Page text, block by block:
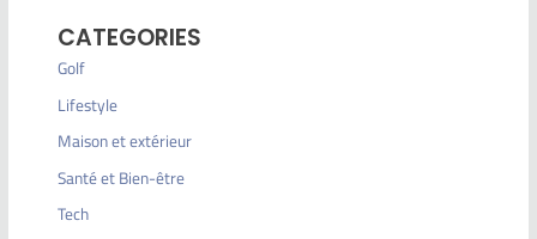
CATEGORIES
Golf
Lifestyle
Maison et extérieur
Santé et Bien-être
Tech